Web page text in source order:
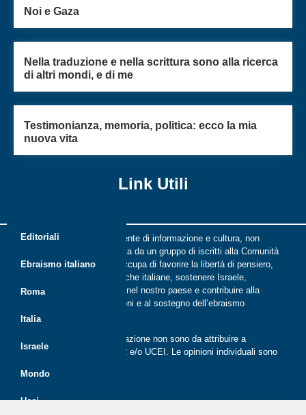
Noi e Gaza
Nella traduzione e nella scrittura sono alla ricerca
di altri mondi, e di me
Testimonianza, memoria, politica: ecco la mia
nuova vita
Link Utili
Editoriali
Ebraismo italiano
Roma
Italia
Israele
Mondo
Ucei
Riflessi è una rivista indipendente di informazione e cultura, non
periodica, digitale e on line nata da un gruppo di iscritti alla Comunità
ebraica di Roma. Riflessi si occupa di favorire la libertà di pensiero,
il dialogo tra le comunità ebraiche italiane, sostenere Israele,
promuovere la cultura ebraica nel nostro paese e contribuire alla
crescita delle nuove generazioni e al sostegno dell’ebraismo
italiano.
Le opinioni espresse dalla redazione non sono da attribuire a
nessuna lista presente in CER e/o UCEI. Le opinioni individuali sono